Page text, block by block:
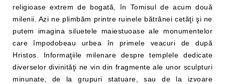
religioase extrem de bogată, în Tomisul de acum două
milenii. Azi ne plimbăm printre ruinele bătrânei cetăţi şi ne
putem imagina siluetele maiestuoase ale monumentelor
care împodobeau urbea în primele veacuri de după
Hristos. Informaţiile milenare despre templele dedicate
diverselor divinităţi ne vin din fragmente ale unor sculpturi
minunate, de la grupuri statuare, sau de la izvoare